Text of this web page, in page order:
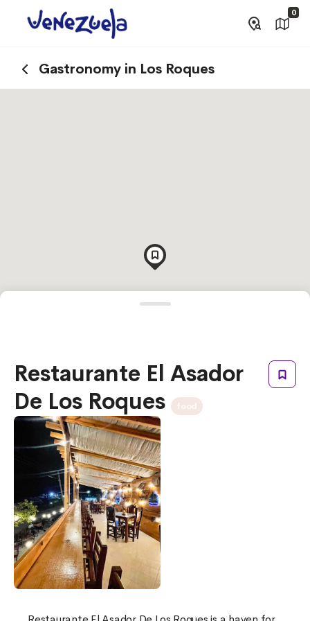
0
Gastronomy in Los Roques
Restaurante El Asador
De Los Roques